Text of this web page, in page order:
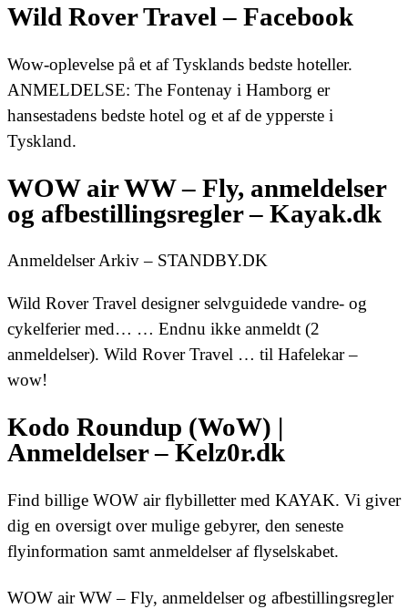
Wild Rover Travel – Facebook
Wow-oplevelse på et af Tysklands bedste hoteller.
ANMELDELSE: The Fontenay i Hamborg er
hansestadens bedste hotel og et af de ypperste i
Tyskland.
WOW air WW – Fly, anmeldelser
og afbestillingsregler – Kayak.dk
Anmeldelser Arkiv – STANDBY.DK
Wild Rover Travel designer selvguidede vandre- og
cykelferier med… … Endnu ikke anmeldt (2
anmeldelser). Wild Rover Travel … til Hafelekar –
wow!
Kodo Roundup (WoW) |
Anmeldelser – Kelz0r.dk
Find billige WOW air flybilletter med KAYAK. Vi giver
dig en oversigt over mulige gebyrer, den seneste
flyinformation samt anmeldelser af flyselskabet.
WOW air WW – Fly, anmeldelser og afbestillingsregler